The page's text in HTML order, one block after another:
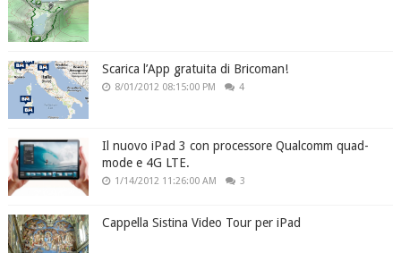
Scarica l’App gratuita di Bricoman!
8/01/2012 08:15:00 PM 4
Il nuovo iPad 3 con processore Qualcomm quad-
mode e 4G LTE.
1/14/2012 11:26:00 AM 3
Cappella Sistina Video Tour per iPad